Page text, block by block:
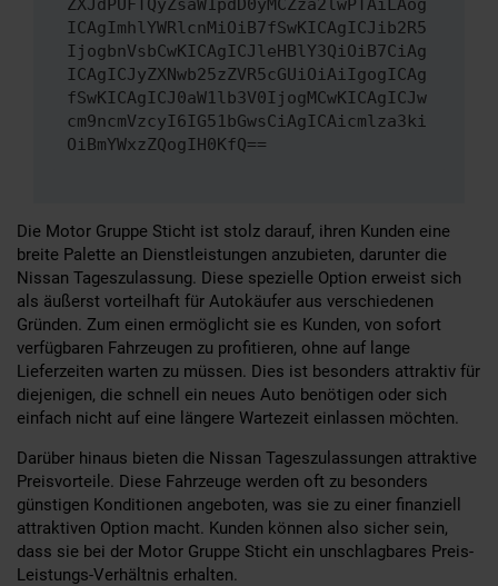
ZXJdPUFTQyZsaW1pdD0yMCZza2lwPTAiLAog
ICAgImhlYWRlcnMiOiB7fSwKICAgICJib2R5
IjogbnVsbCwKICAgICJleHBlY3QiOiB7CiAg
ICAgICJyZXNwb25zZVR5cGUiOiAiIgogICAg
fSwKICAgICJ0aW1lb3V0IjogMCwKICAgICJw
cm9ncmVzcyI6IG51bGwsCiAgICAicmlza3ki
OiBmYWxzZQogIH0KfQ==
Die Motor Gruppe Sticht ist stolz darauf, ihren Kunden eine
breite Palette an Dienstleistungen anzubieten, darunter die
Nissan Tageszulassung. Diese spezielle Option erweist sich
als äußerst vorteilhaft für Autokäufer aus verschiedenen
Gründen. Zum einen ermöglicht sie es Kunden, von sofort
verfügbaren Fahrzeugen zu profitieren, ohne auf lange
Lieferzeiten warten zu müssen. Dies ist besonders attraktiv für
diejenigen, die schnell ein neues Auto benötigen oder sich
einfach nicht auf eine längere Wartezeit einlassen möchten.
Darüber hinaus bieten die Nissan Tageszulassungen attraktive
Preisvorteile. Diese Fahrzeuge werden oft zu besonders
günstigen Konditionen angeboten, was sie zu einer finanziell
attraktiven Option macht. Kunden können also sicher sein,
dass sie bei der Motor Gruppe Sticht ein unschlagbares Preis-
Leistungs-Verhältnis erhalten.